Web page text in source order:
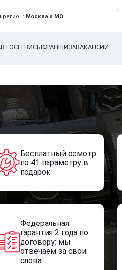
регион: Москва и МО
ФРАНШИЗАВАКАНСИИ
Бесплатный осмотр
по 41 параметру в
подарок
Федеральная
гарантия 2 года по
договору: мы
отвечаем за свои
слова